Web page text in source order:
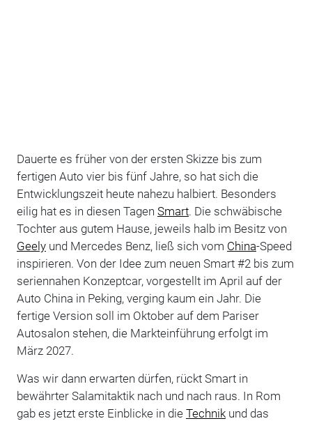
Dauerte es früher von der ersten Skizze bis zum
fertigen Auto vier bis fünf Jahre, so hat sich die
Entwicklungszeit heute nahezu halbiert. Besonders
eilig hat es in diesen Tagen Smart. Die schwäbische
Tochter aus gutem Hause, jeweils halb im Besitz von
Geelyund Mercedes Benz, ließ sich vom China-Speed
inspirieren. Von der Idee zum neuen Smart #2 bis zum
seriennahen Konzeptcar, vorgestellt im April auf der
Auto China in Peking, verging kaum ein Jahr. Die
fertige Version soll im Oktober auf dem Pariser
Autosalon stehen, die Markteinführung erfolgt im
März 2027.
Was wir dann erwarten dürfen, rückt Smart in
bewährter Salamitaktik nach und nach raus. In Rom
gab es jetzt erste Einblicke in die Technikund das